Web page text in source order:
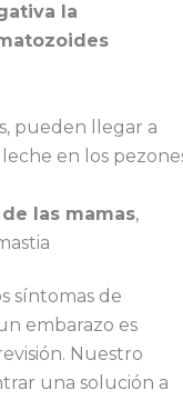
la
pueden llegar a
en los
las mamas,
síntomas de
embarazo es
Nuestro
una solución a